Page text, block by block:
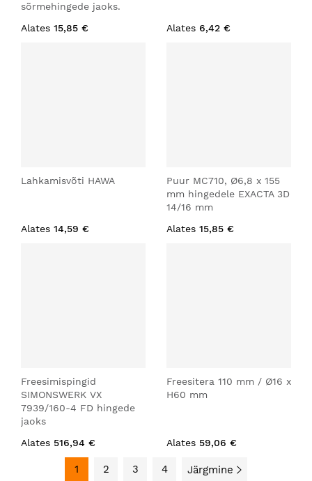
sõrmehingede jaoks.
Alates 15,85 € Alates 6,42 €
Lahkamisvõti HAWA
Alates 14,59 €
Puur MC710, Ø6,8 x 155
mm hingedele EXACTA 3D
14/16 mm
Alates 15,85 €
Freesimispingid
SIMONSWERK VX
7939/160-4 FD hingede
jaoks
Alates 516,94 €
Freesitera 110 mm / Ø16 x
H60 mm
Alates 59,06 €
1 2 3 4 Järgmine